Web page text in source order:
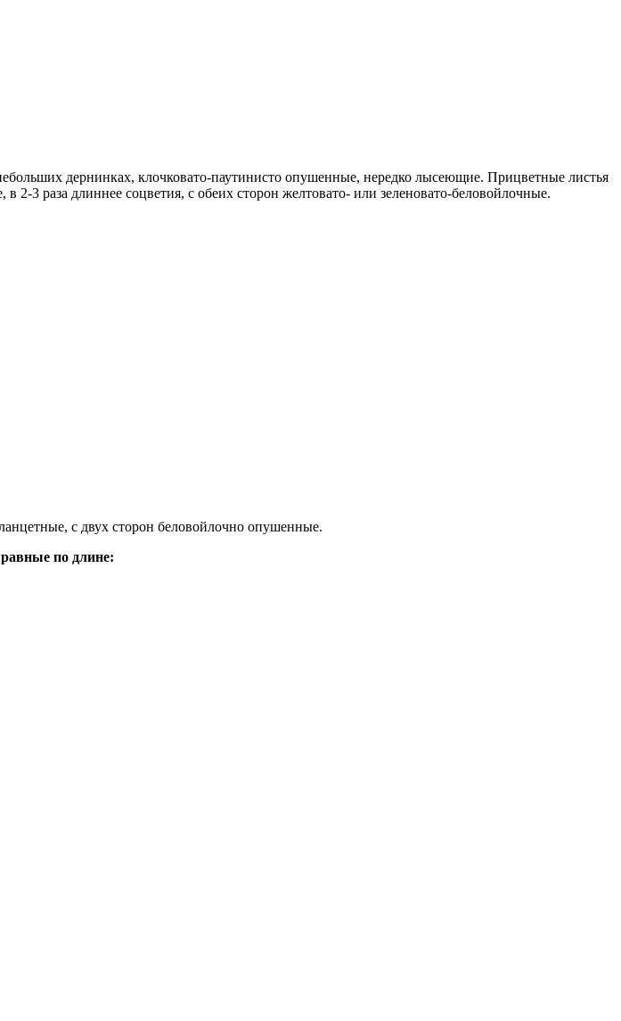
дернинках, клочковато-паутинисто опушенные, нередко лысеющие. Прицветные листья
3 раза длиннее соцветия, с обеих сторон желтовато- или зеленовато-беловойлочные.
с двух сторон беловойлочно опушенные.
равные по длине: